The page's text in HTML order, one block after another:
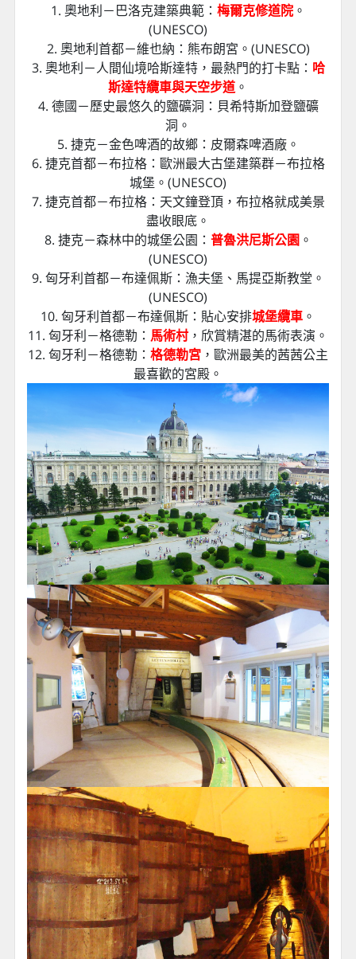
1. 奧地利－巴洛克建築典範： 梅爾克修道院。
(UNESCO)
2. 奧地利首都－維也納：熊布朗宮。(UNESCO)
3. 奧地利－人間仙境哈斯達特，最熱門的打卡點： 哈
斯達特纜車與天空步道 。
4. 德國－歷史最悠久的鹽礦洞：貝希特斯加登鹽礦
洞。
5. 捷克－金色啤酒的故鄉：皮爾森啤酒廠。
6. 捷克首都－布拉格：歐洲最大古堡建築群－布拉格
城堡。(UNESCO)
7. 捷克首都－布拉格：天文鐘登頂，布拉格就成美景
盡收眼底。
8. 捷克－森林中的城堡公園： 普魯洪尼斯公園。
(UNESCO)
9. 匈牙利首都－布達佩斯：漁夫堡、馬提亞斯教堂。
(UNESCO)
10. 匈牙利首都－布達佩斯：貼心安排城堡纜車 。
11. 匈牙利－格德勒： 馬術村，欣賞精湛的馬術表演。
12. 匈牙利－格德勒： 格德勒宮 ，歐洲最美的茜茜公主
最喜歡的宮殿。